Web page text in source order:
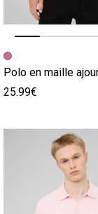
Image précédente
Image suivante
25.99€